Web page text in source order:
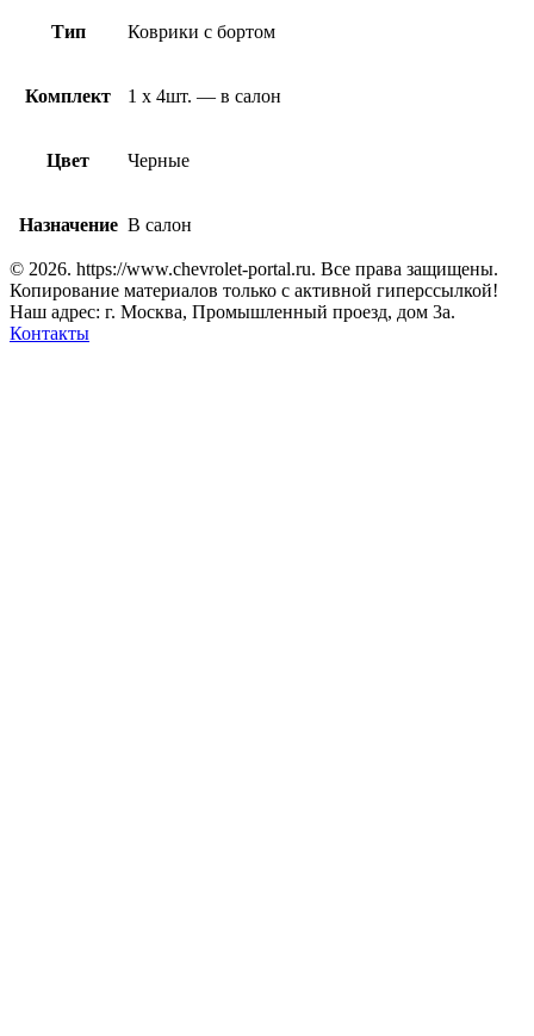
Тип Коврики с бортом
Комплект 1 х 4шт. — в салон
Цвет Черные
Назначение В салон
© 2026. https://www.chevrolet-portal.ru. Все права защищены.
Копирование материалов только с активной гиперссылкой!
Наш адрес: г. Москва, Промышленный проезд, дом 3а.
Контакты